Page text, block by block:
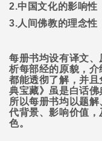
2.中国文化的影响性
3.人间佛教的理念性
每册书均设有译文
析每部经的原貌，
都能透彻了解，并
典宝藏》虽是白话佛
所以每册书均以题
代背景、影响价值
色。